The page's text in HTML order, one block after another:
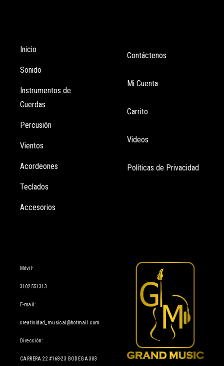
Inicio
Sonido
Instrumentos de
Cuerdas
Percusión
Vientos
Acordeones
Teclados
Accesorios
Contáctenos
Mi Cuenta
Carrito
Videos
Políticas de Privacidad
Móvil:
3102551313
E-mail:
creatividad_musical@hotmail.com
Dirección:
CARRERA 22 #168-23 BODEGA 303